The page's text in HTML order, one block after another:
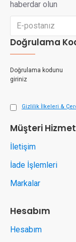
haberdar olun
Doğrulama
Doğrulama kodunu
giriniz
Gizlilik İlkeleri &
Müşteri
İletişim
İade İşlemleri
Markalar
Hesabım
Hesabım